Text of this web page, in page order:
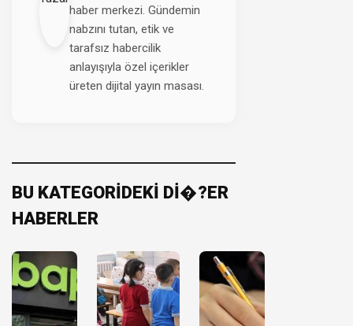
haber merkezi. Gündemin
nabzını tutan, etik ve
tarafsız habercilik
anlayışıyla özel içerikler
üreten dijital yayın masası.
BU KATEGORİDEKİ Dİ�?ER
HABERLER